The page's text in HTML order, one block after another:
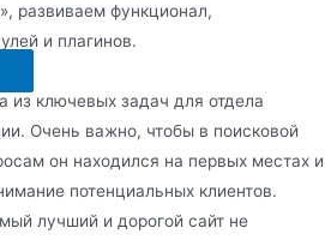
развиваем функционал,
и плагинов.
из ключевых задач для отдела
Очень важно, чтобы в поисковой
он находился на первых местах и
потенциальных клиентов.
лучший и дорогой сайт не